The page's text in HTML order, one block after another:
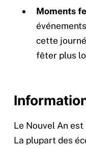
Moments
cette
fêter plus
Le Nouvel An
La plupart des